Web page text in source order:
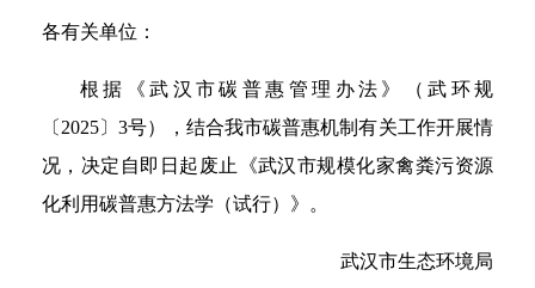
各有关单位：
根据《武汉市碳普惠管理办法》（武环规
〔2025〕3号），结合我市碳普惠机制有关工作开展情
况，决定自即日起废止《武汉市规模化家禽粪污资源
化利用碳普惠方法学（试行）》。
武汉市生态环境局